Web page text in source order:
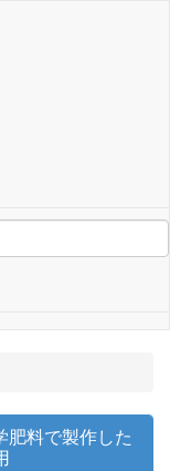
肥料で製作した